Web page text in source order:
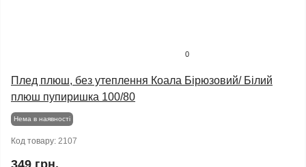
0
Плед плюш, без утеплення Коала Бірюзовий/ Білий
плюш пупиришка 100/80
Нема в наявності
Код товару: 2107
349 грн.